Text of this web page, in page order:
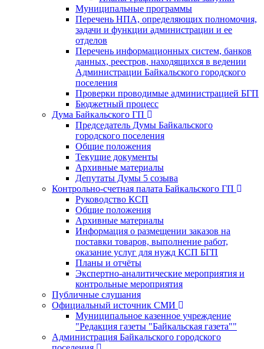
Муниципальные программы
Перечень НПА, определяющих полномочия,
задачи и функции администрации и ее
отделов
Перечень информационных систем, банков
данных, реестров, находящихся в ведении
Администрации Байкальского городского
поселения
Проверки проводимые администрацией БГП
Бюджетный процесс
Дума Байкальского ГП
Председатель Думы Байкальского
городского поселения
Общие положения
Текущие документы
Архивные материалы
Депутаты Думы 5 созыва
Контрольно-счетная палата Байкальского ГП
Руководство КСП
Общие положения
Архивные материалы
Информация о размещении заказов на
поставки товаров, выполнение работ,
оказание услуг для нужд КСП БГП
Планы и отчёты
Экспертно-аналитические мероприятия и
контрольные мероприятия
Публичные слушания
Официальный источник СМИ
Муниципальное казенное учреждение
"Редакция газеты "Байкальская газета""
Администрация Байкальского городского